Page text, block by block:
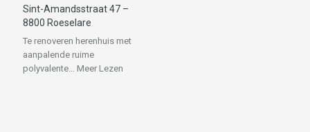
Sint-Amandsstraat 47 –
8800 Roeselare
Te renoveren herenhuis met
aanpalende ruime
polyvalente… Meer Lezen